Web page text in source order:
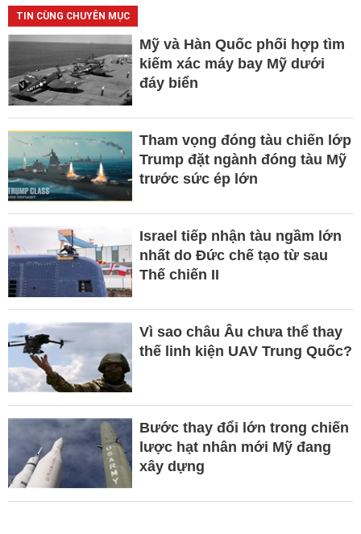
TIN CÙNG CHUYÊN MỤC
Mỹ và Hàn Quốc phối hợp tìm
kiếm xác máy bay Mỹ dưới
đáy biển
Tham vọng đóng tàu chiến lớp
Trump đặt ngành đóng tàu Mỹ
trước sức ép lớn
Israel tiếp nhận tàu ngầm lớn
nhất do Đức chế tạo từ sau
Thế chiến II
Vì sao châu Âu chưa thể thay
thế linh kiện UAV Trung Quốc?
Bước thay đổi lớn trong chiến
lược hạt nhân mới Mỹ đang
xây dựng